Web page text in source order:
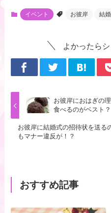
イベント お彼岸 結
よかったら
お彼岸におはぎの
食べるのがベスト？
お彼岸に結婚式の招待状を送る
もマナー違反が！？
おすすめ記事